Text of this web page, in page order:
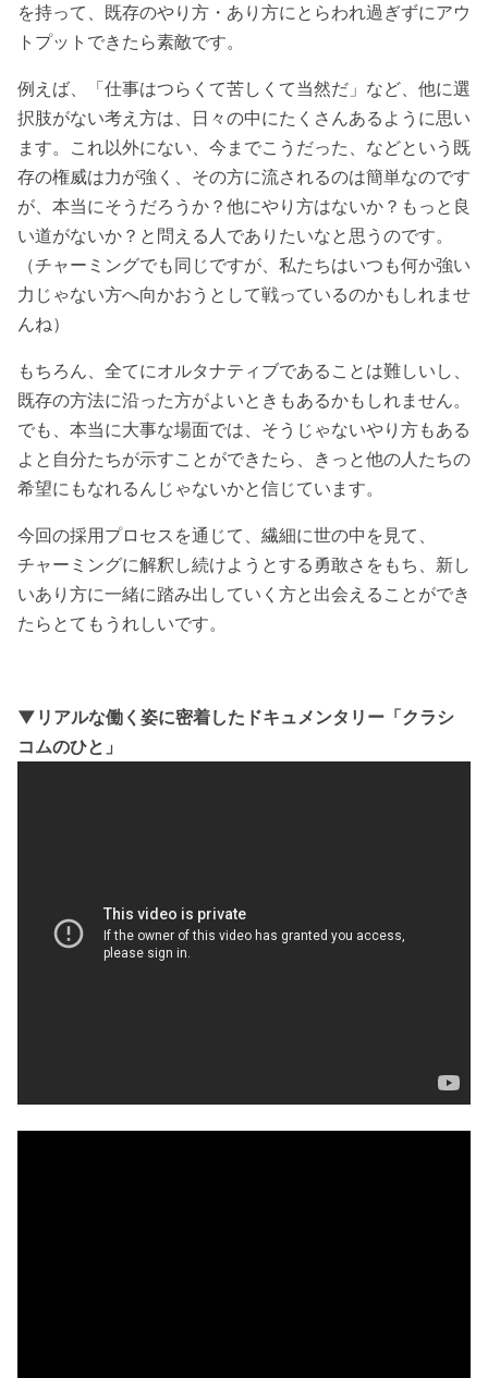
を持って、既存のやり方・あり方にとらわれ過ぎずにアウ
トプットできたら素敵です。
例えば、「仕事はつらくて苦しくて当然だ」など、他に選
択肢がない考え方は、日々の中にたくさんあるように思い
ます。これ以外にない、今までこうだった、などという既
存の権威は力が強く、その方に流されるのは簡単なのです
が、本当にそうだろうか？他にやり方はないか？もっと良
い道がないか？と問える人でありたいなと思うのです。
（チャーミングでも同じですが、私たちはいつも何か強い
力じゃない方へ向かおうとして戦っているのかもしれませ
んね）
もちろん、全てにオルタナティブであることは難しいし、
既存の方法に沿った方がよいときもあるかもしれません。
でも、本当に大事な場面では、そうじゃないやり方もある
よと自分たちが示すことができたら、きっと他の人たちの
希望にもなれるんじゃないかと信じています。
今回の採用プロセスを通じて、繊細に世の中を見て、
チャーミングに解釈し続けようとする勇敢さをもち、新し
いあり方に一緒に踏み出していく方と出会えることができ
たらとてもうれしいです。
▼リアルな働く姿に密着したドキュメンタリー「クラシ
コムのひと」